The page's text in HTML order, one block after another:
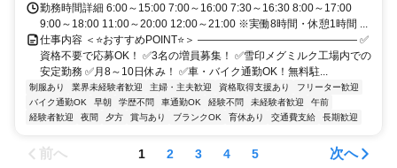
勤務時間詳細 6:00～15:00 7:00～16:00 7:30～16:30 8:00～17:00
9:00～18:00 11:00～20:00 12:00～21:00 ※実働8時間・休憩1時間 ...
仕事内容 ＜⭐おすすめPOINT⭐＞ ――――――――――――――― ✅
資格不要で応募OK！ ✅3名の増員募集！ ✅雪印メグミルク工場内での
安定勤務 ✅月8～10日休み！ ✅車・バイク通勤OK！無料駐...
制服あり 業界未経験者歓迎 主婦・主夫歓迎 資格取得支援あり
フリーター歓迎
バイク通勤OK
早朝 学歴不問 車通勤OK 経験不問 未経験者歓迎
午前
経験者歓迎
夜間 夕方 賞与あり ブランクOK 育休あり 交通費支給 長期歓迎
前へ 1 2 3 4 5 次へ